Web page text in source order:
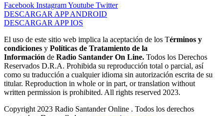
Facebook InstagramYoutube Twitter
DESCARGAR APP ANDROID
DESCARGAR APP IOS
El uso de este sitio web implica la aceptación de los Términos y
condiciones y Políticas de Tratamiento de la
Información de Radio Santander On Line. Todos los Derechos
Reservados D.R.A. Prohibida su reproducción total o parcial, así
como su traducción a cualquier idioma sin autorización escrita de su
titular. Reproduction in whole or in part, or translation without
written permission is prohibited. All rights reserved 2023.
Copyright 2023 Radio Santander Online . Todos los derechos